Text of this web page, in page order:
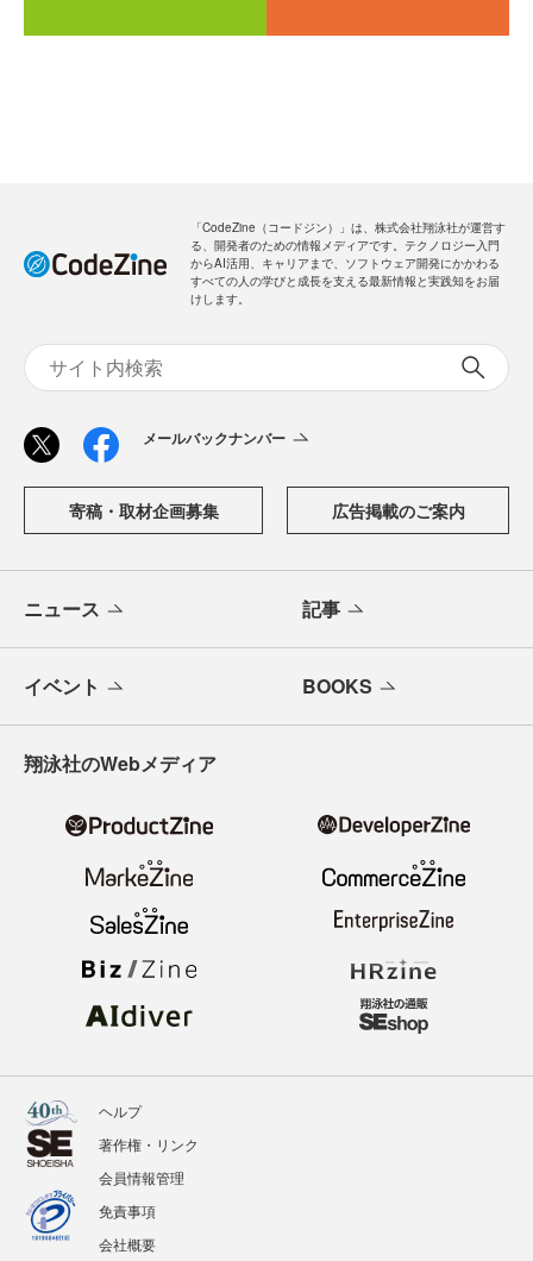
「CodeZine（コードジン）」は、株式会社翔泳社が運営す
る、開発者のための情報メディアです。テクノロジー入門
からAI活用、キャリアまで、ソフトウェア開発にかかわる
すべての人の学びと成長を支える最新情報と実践知をお届
けします。
メールバックナンバー
寄稿・取材企画募集 広告掲載のご案内
ニュース 記事
イベント BOOKS
翔泳社のWebメディア
ヘルプ
著作権・リンク
会員情報管理
免責事項
会社概要